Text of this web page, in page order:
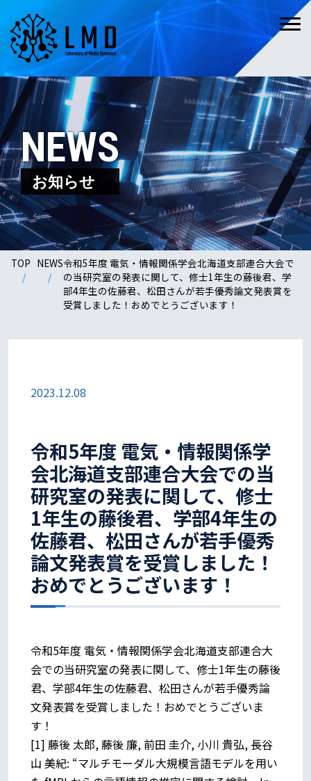
NEWS
お知らせ
TOP NEWS令和5年度 電気・情報関係学会北海道支部連合大会で
の当研究室の発表に関して、修士1年生の藤後君、学
部4年生の佐藤君、松田さんが若手優秀論文発表賞を
受賞しました！おめでとうございます！
2023.12.08
令和5年度 電気・情報関係学
会北海道支部連合大会での当
研究室の発表に関して、修士
1年生の藤後君、学部4年生の
佐藤君、松田さんが若手優秀
論文発表賞を受賞しました！
おめでとうございます！
令和5年度 電気・情報関係学会北海道支部連合大
会での当研究室の発表に関して、修士1年生の藤後
君、学部4年生の佐藤君、松田さんが若手優秀論
文発表賞を受賞しました！おめでとうございま
す！
[1] 藤後 太郎, 藤後 廉, 前田 圭介, 小川 貴弘, 長谷
山 美紀: “マルチモーダル大規模言語モデルを用い